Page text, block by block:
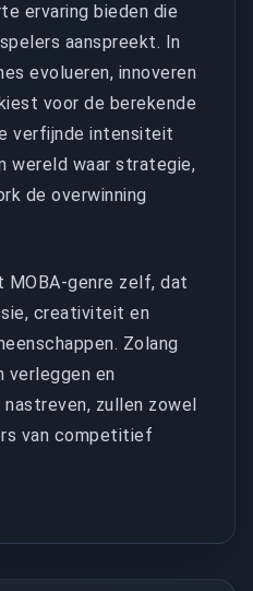
ervaring bieden die
aanspreekt. In
evolueren, innoveren
voor de berekende
verfijnde intensiteit
wereld waar strategie,
de overwinning
MOBA-genre zelf, dat
creativiteit en
Zolang
verleggen en
zullen zowel
van competitief